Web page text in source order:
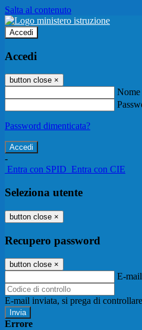
Salta al contenuto
Accedi
Accedi
button close ×
Nome
Password dimenticata?
-
Entra con SPID Entra con CIE
Seleziona utente
button close ×
Recupero password
button close ×
E-mail
E-mail inviata, si prega di
Errore